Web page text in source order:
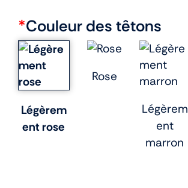
*Couleur des têtons
Légèrem
ent rose
Rose
Légèrem
ent
marron